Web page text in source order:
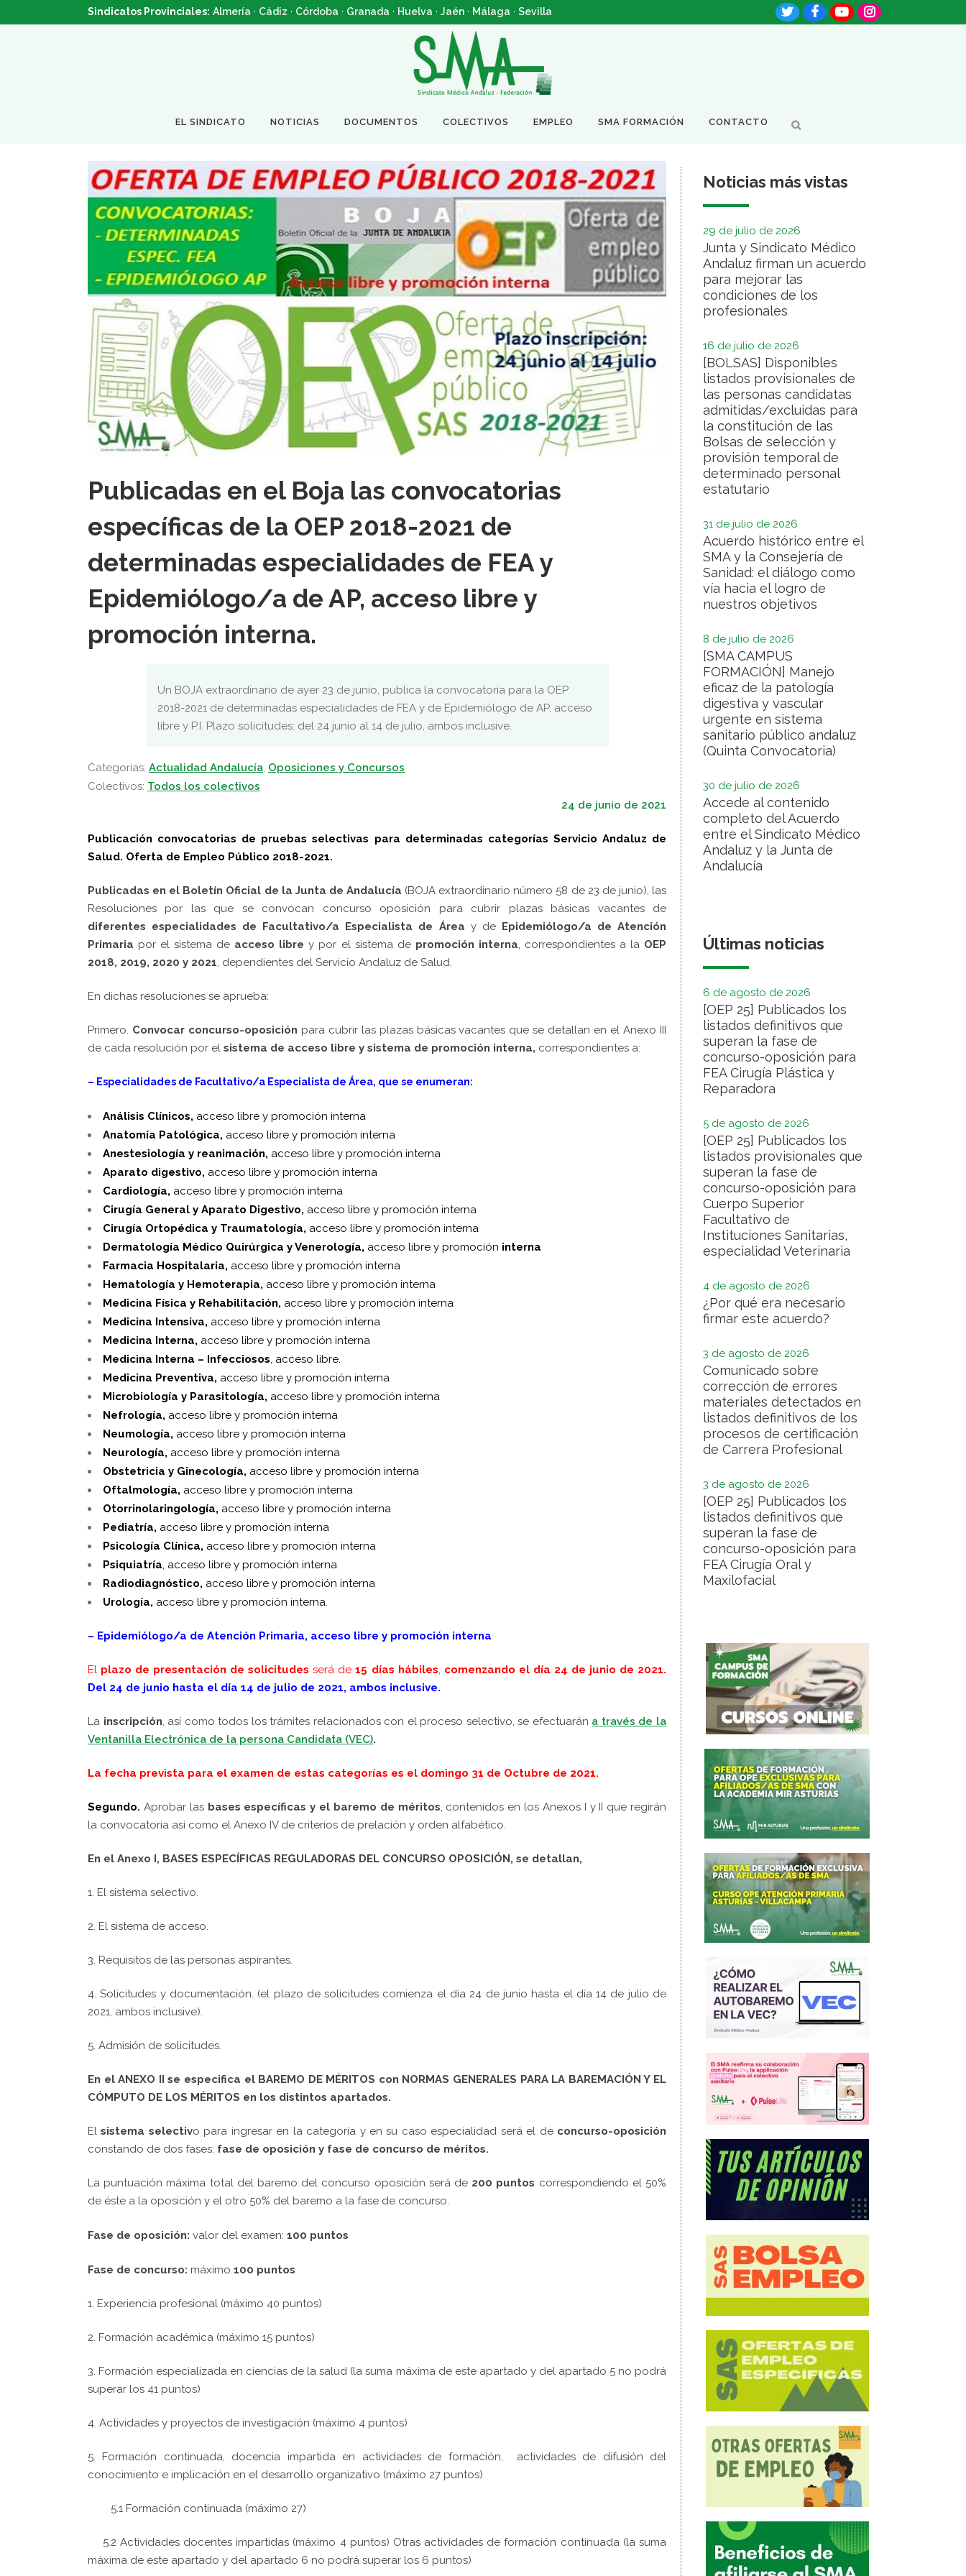
Sindicatos Provinciales: Almería · Cádiz · Córdoba · Granada · Huelva · Jaén · Málaga · Sevilla
EL SINDICATO NOTICIAS DOCUMENTOS COLECTIVOS EMPLEO SMA FORMACIÓN CONTACTO
Publicadas en el Boja las convocatorias
específicas de la OEP 2018-2021 de
determinadas especialidades de FEA y
Epidemiólogo/a de AP, acceso libre y
promoción interna.
Un BOJA extraordinario de ayer 23 de junio, publica la convocatoria para la OEP
2018-2021 de determinadas especialidades de FEA y de Epidemiólogo de AP, acceso
libre y P.I. Plazo solicitudes: del 24 junio al 14 de julio, ambos inclusive.
Categorias: Actualidad Andalucía Oposiciones y Concursos
Colectivos: Todos los colectivos
24 de junio de 2021
Publicación convocatorias de pruebas selectivas para determinadas categorías Servicio Andaluz de
Salud. Oferta de Empleo Público 2018-2021.
Publicadas en el Boletín Oficial de la Junta de Andalucía (BOJA extraordinario número 58 de 23 de junio), las
Resoluciones por las que se convocan concurso oposición para cubrir plazas básicas vacantes de
diferentes especialidades de Facultativo/a Especialista de Área y deEpidemiólogo/a de Atención
Primaria por el sistema de acceso libre y por el sistema de promoción interna , correspondientes a la OEP
2018, 2019, 2020 y 2021 , dependientes del Servicio Andaluz de Salud.
En dichas resoluciones se aprueba:
Primero. Convocar concurso-oposición para cubrir las plazas básicas vacantes que se detallan en el Anexo III
de cada resolución por el sistema de acceso libre y sistema de promoción interna, correspondientes a:
– Especialidades de Facultativo/a Especialista de Área, que se enumeran:
Análisis Clínicos, acceso libre y promoción interna
Anatomía Patológica, acceso libre y promoción interna
Anestesiología y reanimación, acceso libre y promoción interna
Aparato digestivo, acceso libre y promoción interna
Cardiología, acceso libre y promoción interna
Cirugía General y Aparato Digestivo, acceso libre y promoción interna
Cirugía Ortopédica y Traumatología, acceso libre y promoción interna
Dermatología Médico Quirúrgica y Venerología, acceso libre y promoción interna
Farmacia Hospitalaria, acceso libre y promoción interna
Hematología y Hemoterapia, acceso libre y promoción interna
Medicina Física y Rehabilitación, acceso libre y promoción interna
Medicina Intensiva, acceso libre y promoción interna
Medicina Interna, acceso libre y promoción interna
Medicina Interna – Infecciosos , acceso libre.
Medicina Preventiva, acceso libre y promoción interna
Microbiología y Parasitología, acceso libre y promoción interna
Nefrología, acceso libre y promoción interna
Neumología, acceso libre y promoción interna
Neurología, acceso libre y promoción interna
Obstetricia y Ginecología, acceso libre y promoción interna
Oftalmología, acceso libre y promoción interna
Otorrinolaringología, acceso libre y promoción interna
Pediatría, acceso libre y promoción interna
Psicología Clínica, acceso libre y promoción interna
Psiquiatría , acceso libre y promoción interna
Radiodiagnóstico, acceso libre y promoción interna
Urología, acceso libre y promoción interna.
– Epidemiólogo/a de Atención Primaria, acceso libre y promoción interna
El plazo de presentación de solicitudesserá de15 días hábiles comenzando el día 24 de junio de 2021.
Del 24 de junio hasta el día 14 de julio de 2021, ambos inclusive.
La inscripción , así como todos los trámites relacionados con el proceso selectivo, se efectuarán a través de la
Ventanilla Electrónica de la persona Candidata (VEC).
La fecha prevista para el examen de estas categorías es el domingo 31 de Octubre de 2021.
Segundo. Aprobar las bases específicas y el baremo de méritos , contenidos en los Anexos I y II que regirán
la convocatoria así como el Anexo IV de criterios de prelación y orden alfabético.
En el Anexo I, BASES ESPECÍFICAS REGULADORAS DEL CONCURSO OPOSICIÓN, se detallan,
1. El sistema selectivo.
2. El sistema de acceso.
3. Requisitos de las personas aspirantes.
4. Solicitudes y documentación. (el plazo de solicitudes comienza el día 24 de junio hasta el día 14 de julio de
2021, ambos inclusive).
5. Admisión de solicitudes.
En el ANEXO II se especifica el BAREMO DE MÉRITOS con NORMAS GENERALES PARA LA BAREMACIÓN Y EL
CÓMPUTO DE LOS MÉRITOS en los distintos apartados.
Elsistema selectivo para ingresar en la categoría y en su caso especialidad será el de concurso-oposición
constando de dos fases: fase de oposición y fase de concurso de méritos.
La puntuación máxima total del baremo del concurso oposición será de 200 puntos correspondiendo el 50%
de éste a la oposición y el otro 50% del baremo a la fase de concurso.
Fase de oposición: valor del examen: 100 puntos
Fase de concurso: máximo 100 puntos
1. Experiencia profesional (máximo 40 puntos)
2. Formación académica (máximo 15 puntos)
3. Formación especializada en ciencias de la salud (la suma máxima de este apartado y del apartado 5 no podrá
superar los 41 puntos)
4. Actividades y proyectos de investigación (máximo 4 puntos)
5. Formación continuada, docencia impartida en actividades de formación, actividades de difusión del
conocimiento e implicación en el desarrollo organizativo (máximo 27 puntos)
5.1 Formación continuada (máximo 27)
5.2 Actividades docentes impartidas (máximo 4 puntos) Otras actividades de formación continuada (la suma
máxima de este apartado y del apartado 6 no podrá superar los 6 puntos)
Noticias más vistas
29 de julio de 2026
Junta y Sindicato Médico
Andaluz firman un acuerdo
para mejorar las
condiciones de los
profesionales
16 de julio de 2026
[BOLSAS] Disponibles
listados provisionales de
las personas candidatas
admitidas/excluidas para
la constitución de las
Bolsas de selección y
provisión temporal de
determinado personal
estatutario
31 de julio de 2026
Acuerdo histórico entre el
SMA y la Consejería de
Sanidad: el diálogo como
vía hacia el logro de
nuestros objetivos
8 de julio de 2026
[SMA CAMPUS
FORMACIÓN] Manejo
eficaz de la patología
digestiva y vascular
urgente en sistema
sanitario público andaluz
(Quinta Convocatoria)
30 de julio de 2026
Accede al contenido
completo del Acuerdo
entre el Sindicato Médico
Andaluz y la Junta de
Andalucía
Últimas noticias
6 de agosto de 2026
[OEP 25] Publicados los
listados definitivos que
superan la fase de
concurso-oposición para
FEA Cirugía Plástica y
Reparadora
5 de agosto de 2026
[OEP 25] Publicados los
listados provisionales que
superan la fase de
concurso-oposición para
Cuerpo Superior
Facultativo de
Instituciones Sanitarias,
especialidad Veterinaria
4 de agosto de 2026
¿Por qué era necesario
firmar este acuerdo?
3 de agosto de 2026
Comunicado sobre
corrección de errores
materiales detectados en
listados definitivos de los
procesos de certificación
de Carrera Profesional
3 de agosto de 2026
[OEP 25] Publicados los
listados definitivos que
superan la fase de
concurso-oposición para
FEA Cirugía Oral y
Maxilofacial